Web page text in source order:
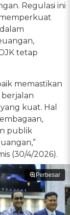
Regulasi ini
tetap
memastikan
kuat. Hal
publik
(30/4/2026).
Perbesar